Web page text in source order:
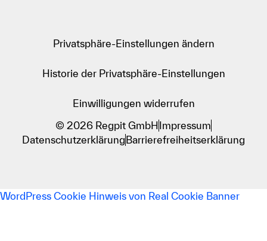
Privatsphäre-Einstellungen ändern
Historie der Privatsphäre-Einstellungen
Einwilligungen widerrufen
© 2026 Regpit GmbHImpressum
DatenschutzerklärungBarrierefreiheitserklärung
WordPress Cookie Hinweis von Real Cookie Banner